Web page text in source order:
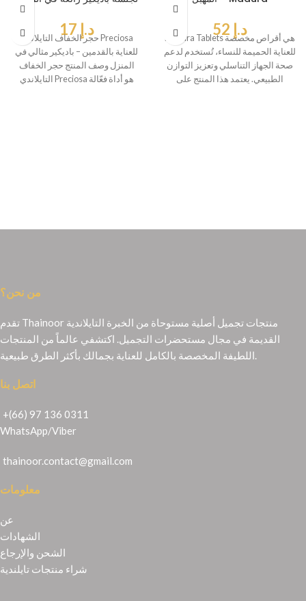
د.إ17
حجر الخفاف التايلاندي Preciosa
للعناية بالقدمين – باديكير مثالي في
المنزل وصف المنتج حجر الخفاف
التايلاندي Preciosa هو أداة فعّالة
د.إ
Madura Tablets هي أقراص مخصصة
للعناية الحميمة للنساء، تُستخدم لدعم
صحة الجهاز التناسلي وتعزيز التوازن
الطبيعي. يعتمد هذا المنتج على
من نحن؟
تقدم Thainoor منتجات تجميل أصلية مستوحاة من الخبرة التايلاندية
القديمة في مجال مستحضرات التجميل. اكتشفي عالماً من المنتجات
اللطيفة المخصصة بالكامل للعناية بجمالك بأكثر الطرق طبيعية.
اتصل بنا
+(66) 97 136 0311
WhatsApp/Viber
thainoor.contact@gmail.com
معلومات
عن
الشهادات
الشحن والإرجاع
شراء منتجات تايلندية